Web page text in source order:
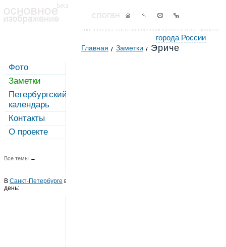
города России
Фото
Заметки
Петербургский
календарь
Контакты
О проекте
Все темы →
В Санкт-Петербурге в этот
день:
Главная Заметки Эриче